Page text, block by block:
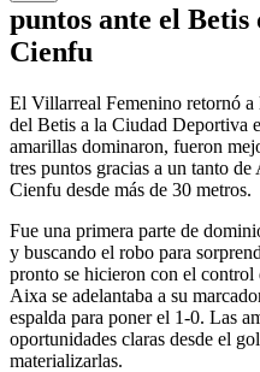
puntos ante el Betis
Cienfu
El Villarreal Femenino retornó a
del Betis a la Ciudad Deportiva
amarillas dominaron, fueron
tres puntos gracias a un tanto
Cienfu desde más de 30 metros.
Fue una primera parte de
y buscando el robo para
pronto se hicieron con el control
Aixa se adelantaba a su
espalda para poner el 1-0. Las
oportunidades claras desde el
materializarlas.